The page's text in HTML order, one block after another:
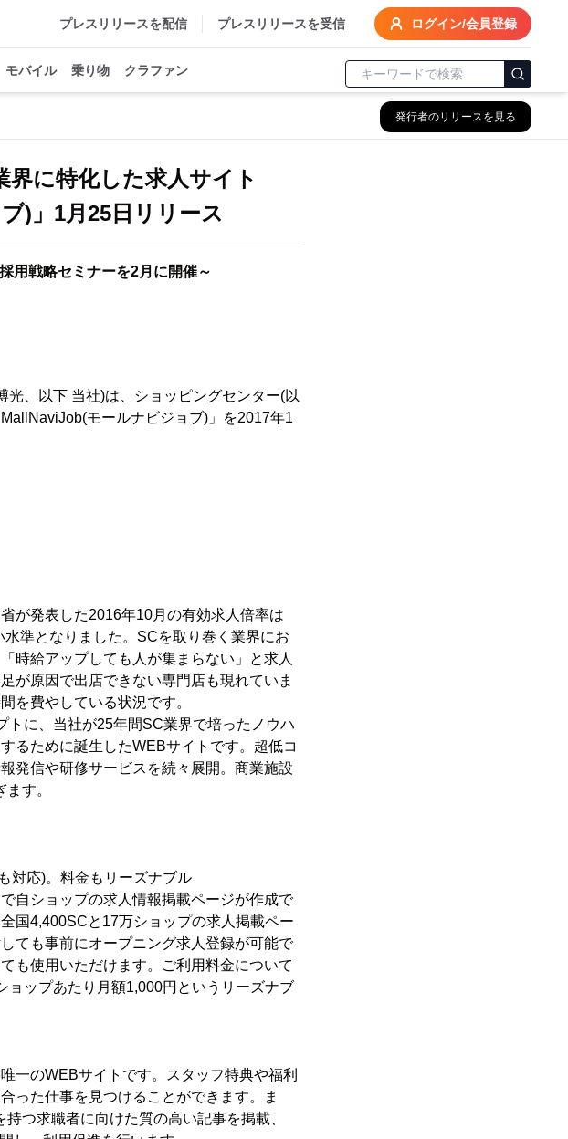
プレスリリースを配信 プレスリリースを受信 ログイン/会員登録
モバイル 乗り物 クラファン
発行者のリリースを見る
界に特化した求人サイト
)」1月25日リリース
用戦略セミナーを2月に開催～
、以下 当社)は、ショッピングセンター(以
モールナビジョブ)」を2017年1
が発表した2016年10月の有効求人倍率は
準となりました。SCを取り巻く業界にお
時給アップしても人が集まらない」と求人
が原因で出店できない専門店も現れていま
を費やしている状況です。
に、当社が25年間SC業界で培ったノウハ
るために誕生したWEBサイトです。超低コ
発信や研修サービスを続々展開。商業施設
す。
対応)。料金もリーズナブル
自ショップの求人情報掲載ページが作成で
国4,400SCと17万ショップの求人掲載ペー
ても事前にオープニング求人登録が可能で
も使用いただけます。ご利用料金について
ョップあたり月額1,000円というリーズナブ
一のWEBサイトです。スタッフ特典や福利
った仕事を見つけることができます。ま
つ求職者に向けた質の高い記事を掲載、